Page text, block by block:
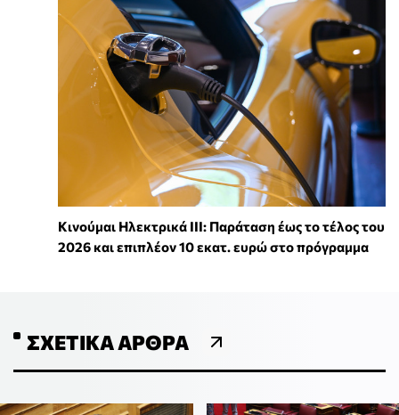
Κινούμαι Ηλεκτρικά ΙΙΙ: Παράταση έως το τέλος του
2026 και επιπλέον 10 εκατ. ευρώ στο πρόγραμμα
ΣΧΕΤΙΚΆ ΆΡΘΡΑ